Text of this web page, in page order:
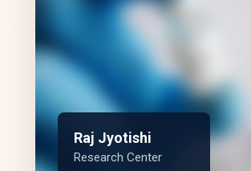
Raj Jyotishi
Research Center